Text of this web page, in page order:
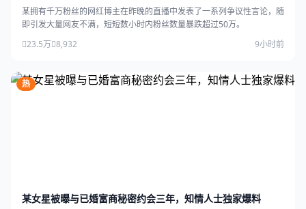
某拥有千万粉丝的网红博主在昨晚的直播中发表了一系列争议性言论，随
即引发大量网友不满，短短数小时内粉丝数量暴跌超过50万。
23.5万 8,932 9小时前
热
某女星被曝与已婚富商秘密约会三年，知情人士独家爆料